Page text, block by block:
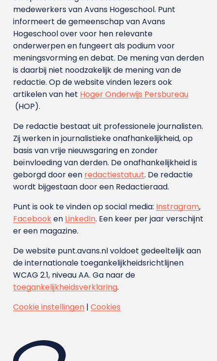
medewerkers van Avans Hoge­school. Punt
informeert de gemeenschap van Avans
Hogeschool over voor hen relevante
onderwerpen en fungeert als podium voor
meningsvorming en debat. De mening van derden
is daarbij niet noodzakelijk de mening van de
redactie. Op de website vinden lezers ook
artikelen van het Hoger Onderwijs Persbureau
(HOP).
De redactie bestaat uit professionele journalisten.
Zij werken in journalistieke onafhankelijkheid, op
basis van vrije nieuwsgaring en zonder
beïnvloeding van derden. De onafhankelijkheid is
geborgd door een redactiestatuut. De redactie
wordt bijgestaan door een Redactieraad.
Punt is ook te vinden op social media: Instragram,
Facebooken LinkedIn. Een keer per jaar verschijnt
er een magazine.
De website punt.avans.nl voldoet gedeeltelijk aan
de internationale toegankelijkheidsrichtlijnen
WCAG 2.1, niveau AA. Ga naar de
toegankelijkheidsverklaring.
Cookie instellingen| Cookies